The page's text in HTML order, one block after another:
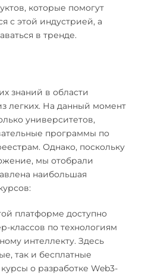
которые помогут
с этой индустрией, а
в тренде.
знаний в области
легких. На данный момент
университетов,
программы по
Однако, поскольку
мы отобрали
наибольшая
платформе доступно
классов по технологиям
интеллекту. Здесь
так и бесплатные
о разработке Web3-